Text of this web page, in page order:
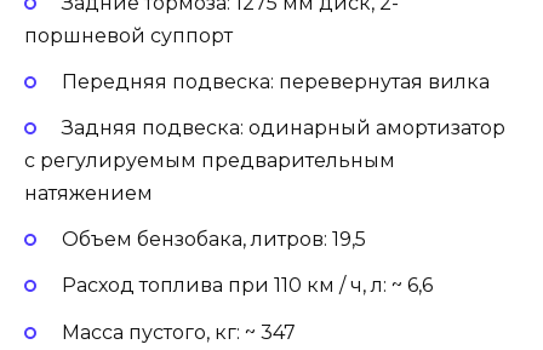
поршневой суппорт
Передняя подвеска: перевернутая вилка
Задняя подвеска: одинарный амортизатор
с регулируемым предварительным
натяжением
Объем бензобака, литров: 19,5
Расход топлива при 110 км / ч, л: ~ 6,6
Масса пустого, кг: ~ 347